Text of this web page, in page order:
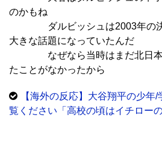
のかもね
ダルビッシュは2003年の決
大きな話題になっていたんだ
なぜなら当時はまだ北日本
たことがなかったから
【海外の反応】大谷翔平の少年
覧ください「高校の頃はイチロー